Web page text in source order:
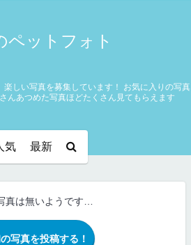
ペットフォト
しい写真を募集しています！ お気に入りの写真
んあつめた写真ほどたくさん見てもらえます
気 最新
真は無いようです…
写真を投稿する！